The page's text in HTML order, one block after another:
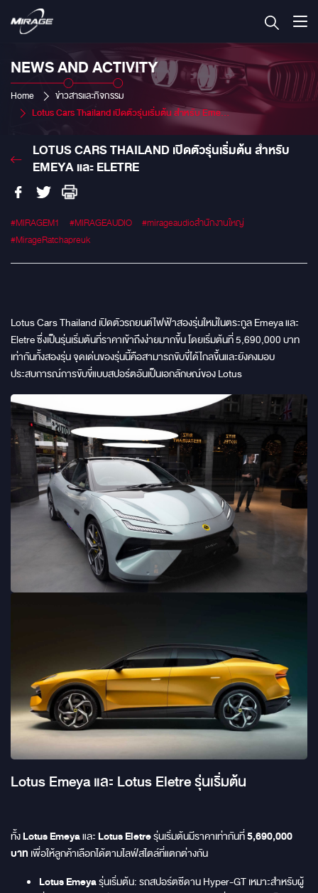
NEWS AND ACTIVITY
Home
ข่าวสารและกิจกรรม
Lotus Cars Thailand เปิดตัวรุ่นเริ่มต้น สำหรับ Emeya และ Eletre
LOTUS CARS THAILAND เปิดตัวรุ่นเริ่มต้น สำหรับ
EMEYA และ ELETRE
#MIRAGEM1 #MIRAGEAUDIO
#mirageaudioสำนักงานใหญ่
#MirageRatchapreuk
Lotus Cars Thailand เปิดตัวรถยนต์ไฟฟ้าสองรุ่นใหม่ในตระกูล Emeya และ
Eletre ซึ่งเป็นรุ่นเริ่มต้นที่ราคาเข้าถึงง่ายมากขึ้น โดยเริ่มต้นที่ 5,690,000 บาท
เท่ากันทั้งสองรุ่น จุดเด่นของรุ่นนี้คือสามารถขับขี่ได้ไกลขึ้นและยังคงมอบ
ประสบการณ์การขับขี่แบบสปอร์ตอันเป็นเอกลักษณ์ของ Lotus
Lotus Emeya และ Lotus Eletre รุ่นเริ่มต้น
ทั้งLotus Emeyaและ Lotus Eletreรุ่นเริ่มต้นมีราคาเท่ากันที่5,690,000
บาท เพื่อให้ลูกค้าเลือกได้ตามไลฟ์สไตล์ที่แตกต่างกัน
Lotus Emeyaรุ่นเริ่มต้น: รถสปอร์ตซีดาน Hyper-GT เหมาะสำหรับผู้